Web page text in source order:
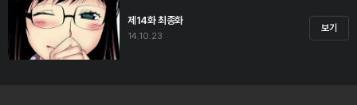
제14화 최종화
14.10.23
보기